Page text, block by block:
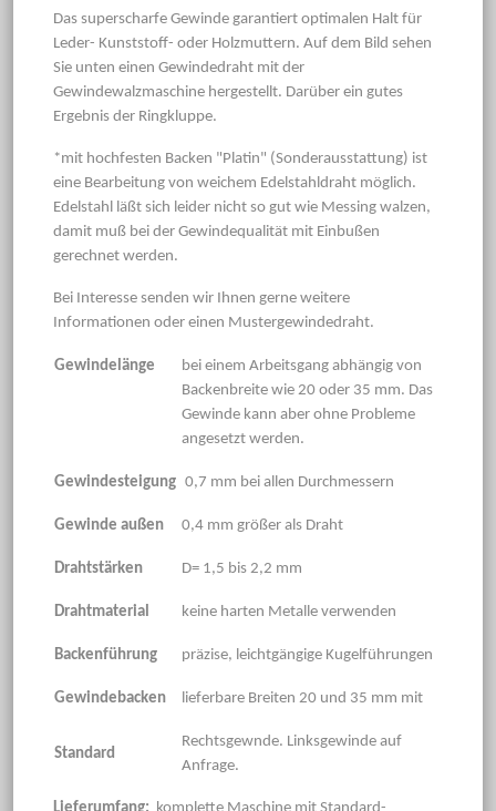
Das superscharfe Gewinde garantiert optimalen Halt für
Leder- Kunststoff- oder Holzmuttern. Auf dem Bild sehen
Sie unten einen Gewindedraht mit der
Gewindewalzmaschine hergestellt. Darüber ein gutes
Ergebnis der Ringkluppe.
*mit hochfesten Backen "Platin" (Sonderausstattung) ist
eine Bearbeitung von weichem Edelstahldraht möglich.
Edelstahl läßt sich leider nicht so gut wie Messing walzen,
damit muß bei der Gewindequalität mit Einbußen
gerechnet werden.
Bei Interesse senden wir Ihnen gerne weitere
Informationen oder einen Mustergewindedraht.
Gewindelänge
bei einem Arbeitsgang abhängig von
Backenbreite wie 20 oder 35 mm. Das
Gewinde kann aber ohne Probleme
angesetzt werden.
Gewindesteigung 0,7 mm bei allen Durchmessern
Gewinde außen 0,4 mm größer als Draht
Drahtstärken D= 1,5 bis 2,2 mm
Drahtmaterial keine harten Metalle verwenden
Backenführung präzise, leichtgängige Kugelführungen
Gewindebacken lieferbare Breiten 20 und 35 mm mit
Standard
Rechtsgewnde. Linksgewinde auf
Anfrage.